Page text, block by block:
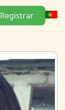
Registrar